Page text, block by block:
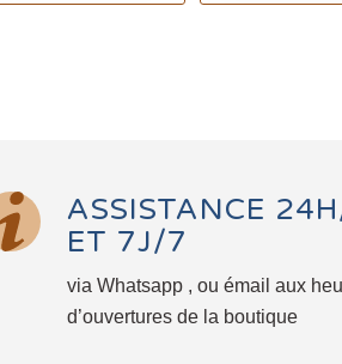
ASSISTANCE
ET 7J/7
via Whatsapp , ou émail aux
d’ouvertures de la boutique